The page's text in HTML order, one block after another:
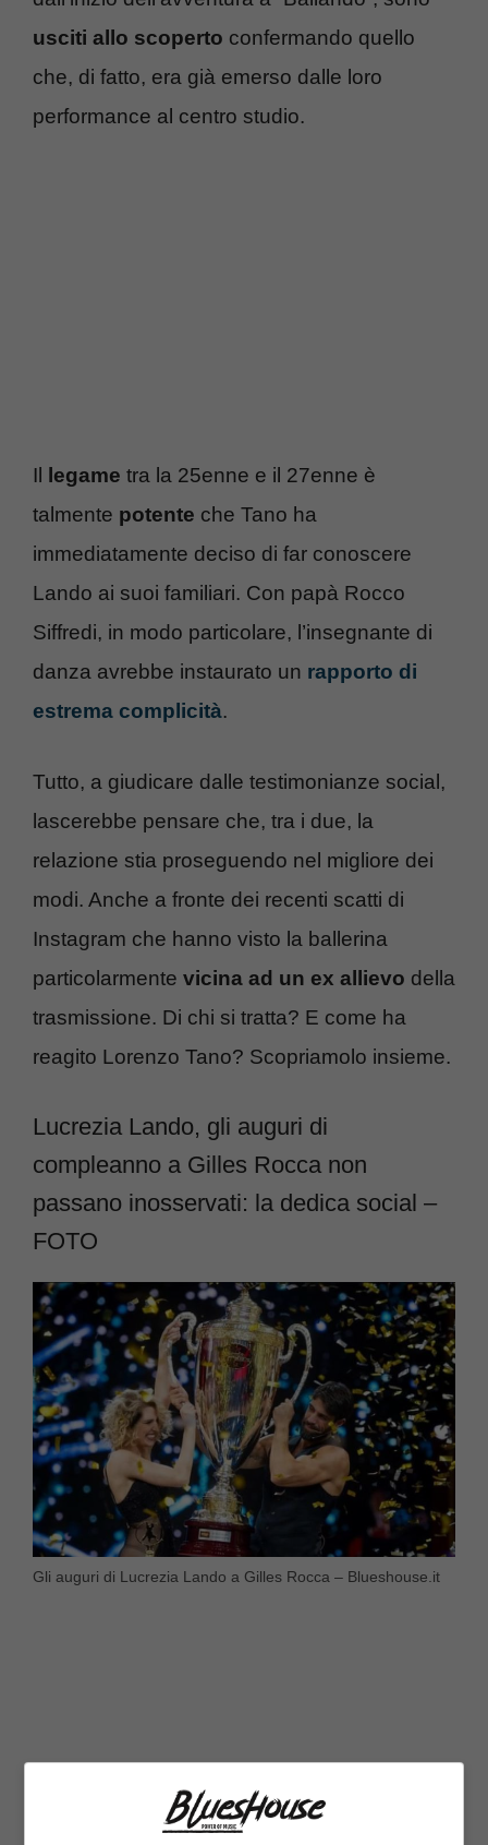
usciti allo scoperto confermando quello
che, di fatto, era già emerso dalle loro
performance al centro studio.
Il legame tra la 25enne e il 27enne è
talmente potente che Tano ha
immediatamente deciso di far conoscere
Lando ai suoi familiari. Con papà Rocco
Siffredi, in modo particolare, l’insegnante di
danza avrebbe instaurato un rapporto di
estrema complicità.
Tutto, a giudicare dalle testimonianze social,
lascerebbe pensare che, tra i due, la
relazione stia proseguendo nel migliore dei
modi. Anche a fronte dei recenti scatti di
Instagram che hanno visto la ballerina
particolarmente vicina ad un ex allievo della
trasmissione. Di chi si tratta? E come ha
reagito Lorenzo Tano? Scopriamolo insieme.
Lucrezia Lando, gli auguri di
compleanno a Gilles Rocca non
passano inosservati: la dedica social –
FOTO
Gli auguri di Lucrezia Lando a Gilles Rocca – Blueshouse.it